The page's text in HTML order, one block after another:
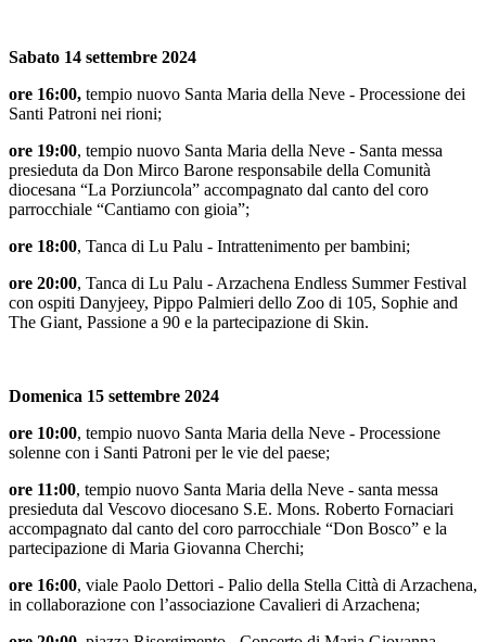
Sabato 14 settembre 2024
ore 16:00, tempio nuovo Santa Maria della Neve - Processione dei
Santi Patroni nei rioni;
ore 19:00, tempio nuovo Santa Maria della Neve - Santa messa
presieduta da Don Mirco Barone responsabile della Comunità
diocesana “La Porziuncola” accompagnato dal canto del coro
parrocchiale “Cantiamo con gioia”;
ore 18:00, Tanca di Lu Palu - Intrattenimento per bambini;
ore 20:00, Tanca di Lu Palu - Arzachena Endless Summer Festival
con ospiti Danyjeey, Pippo Palmieri dello Zoo di 105, Sophie and
The Giant, Passione a 90 e la partecipazione di Skin.
Domenica 15 settembre 2024
ore 10:00, tempio nuovo Santa Maria della Neve - Processione
solenne con i Santi Patroni per le vie del paese;
ore 11:00, tempio nuovo Santa Maria della Neve - santa messa
presieduta dal Vescovo diocesano S.E. Mons. Roberto Fornaciari
accompagnato dal canto del coro parrocchiale “Don Bosco” e la
partecipazione di Maria Giovanna Cherchi;
ore 16:00, viale Paolo Dettori - Palio della Stella Città di Arzachena,
in collaborazione con l’associazione Cavalieri di Arzachena;